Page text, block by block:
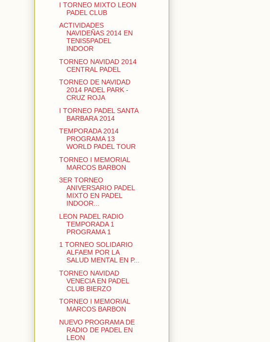
I TORNEO MIXTO LEON
PADEL CLUB
ACTIVIDADES
NAVIDEÑAS 2014 EN
TENIS5PADEL
INDOOR
TORNEO NAVIDAD 2014
CENTRAL PADEL
TORNEO DE NAVIDAD
2014 PADEL PARK -
CRUZ ROJA
I TORNEO PADEL SANTA
BARBARA 2014
TEMPORADA 2014
PROGRAMA 13
WORLD PADEL TOUR
TORNEO I MEMORIAL
MARCOS BARBON
3ER TORNEO
ANIVERSARIO PADEL
MIXTO EN PADEL
INDOOR...
LEON PADEL RADIO
TEMPORADA 1
PROGRAMA 1
1 TORNEO SOLIDARIO
ALFAEM POR LA
SALUD MENTAL EN P...
TORNEO NAVIDAD
VENECIA EN PADEL
CLUB BIERZO
TORNEO I MEMORIAL
MARCOS BARBON
NUEVO PROGRAMA DE
RADIO DE PADEL EN
LEON